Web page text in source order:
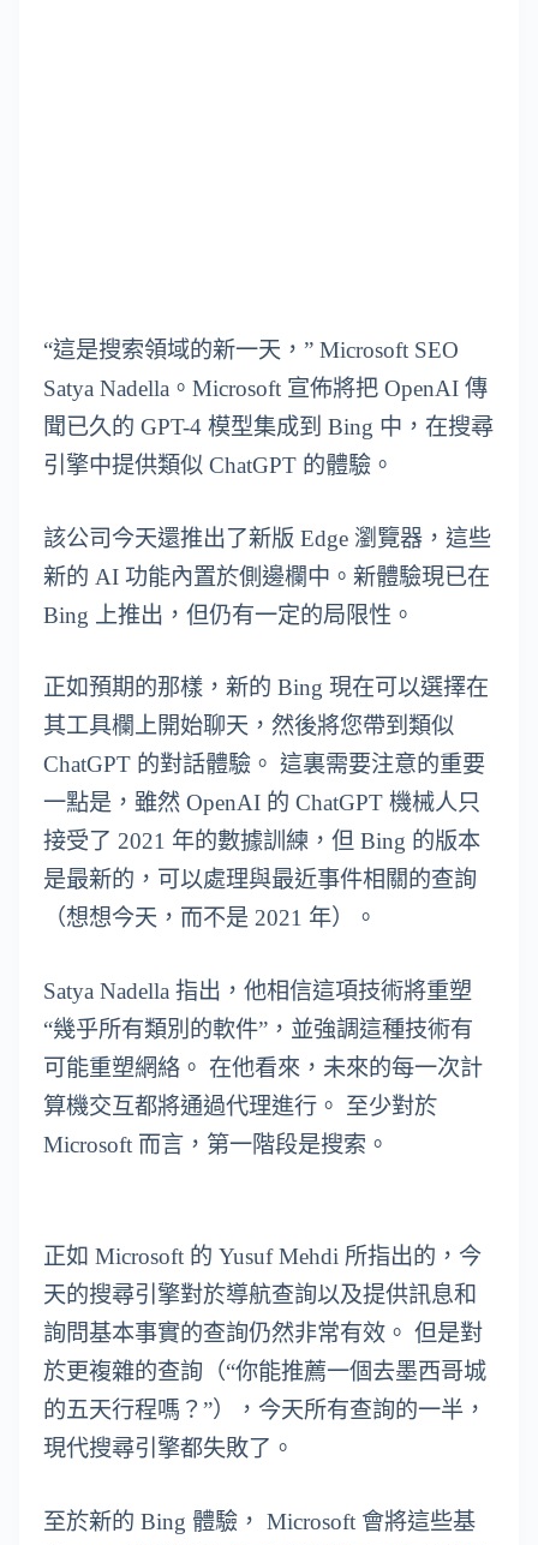
“這是搜索領域的新一天，” Microsoft SEO
Satya Nadella。Microsoft 宣佈將把 OpenAI 傳
聞已久的 GPT-4 模型集成到 Bing 中，在搜尋
引擎中提供類似 ChatGPT 的體驗。
該公司今天還推出了新版 Edge 瀏覽器，這些
新的 AI 功能內置於側邊欄中。新體驗現已在
Bing 上推出，但仍有一定的局限性。
正如預期的那樣，新的 Bing 現在可以選擇在
其工具欄上開始聊天，然後將您帶到類似
ChatGPT 的對話體驗。 這裏需要注意的重要
一點是，雖然 OpenAI 的 ChatGPT 機械人只
接受了 2021 年的數據訓練，但 Bing 的版本
是最新的，可以處理與最近事件相關的查詢
（想想今天，而不是 2021 年）。
Satya Nadella 指出，他相信這項技術將重塑
“幾乎所有類別的軟件”，並強調這種技術有
可能重塑網絡。 在他看來，未來的每一次計
算機交互都將通過代理進行。 至少對於
Microsoft 而言，第一階段是搜索。
正如 Microsoft 的 Yusuf Mehdi 所指出的，今
天的搜尋引擎對於導航查詢以及提供訊息和
詢問基本事實的查詢仍然非常有效。 但是對
於更複雜的查詢（“你能推薦一個去墨西哥城
的五天行程嗎？”），今天所有查詢的一半，
現代搜尋引擎都失敗了。
至於新的 Bing 體驗， Microsoft 會將這些基